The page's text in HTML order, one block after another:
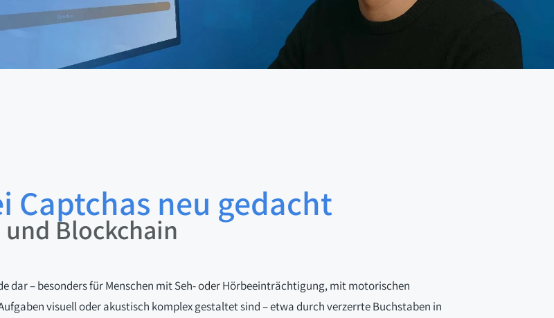
Captchas neu gedacht
und Blockchain
dar – besonders für Menschen mit Seh- oder Hörbeeinträchtigung, mit motorischen
visuell oder akustisch komplex gestaltet sind – etwa durch verzerrte Buchstaben in